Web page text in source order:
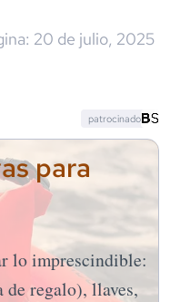
20 de julio, 2025
para
lo imprescindible:
regalo), llaves,
patrocinado